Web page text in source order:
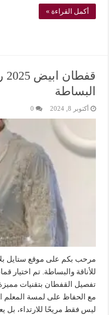
أكمل القراءة »
البساطة
أكتوبر 8, 2024 0
مرحب بكم على موقع ستايل
للأناقة والبساطة. تم اختيار
تفصيل القفطان بتقنيات مميزة
مع الحفاظ على لمسة المعلم
ليس فقط مريحًا للارتداء، بل